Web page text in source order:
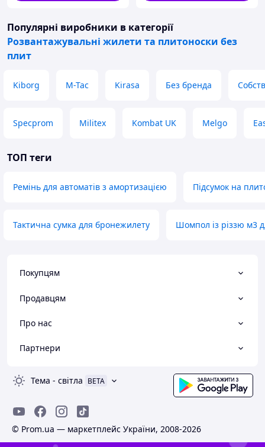
Популярні виробники в категорії
Розвантажувальні жилети та плитоноски без
плит
Kiborg M-Tac Kirasa Без бренда
Specprom Militex Kombat UK Melgo
ТОП теги
Ремінь для автоматів з амортизацією Підсумок на
Тактична сумка для бронежилету Шомпол із різзю м3
Покупцям
Продавцям
Про нас
Партнери
Тема - світла BETA
© Prom.ua — маркетплейс України, 2008-2026